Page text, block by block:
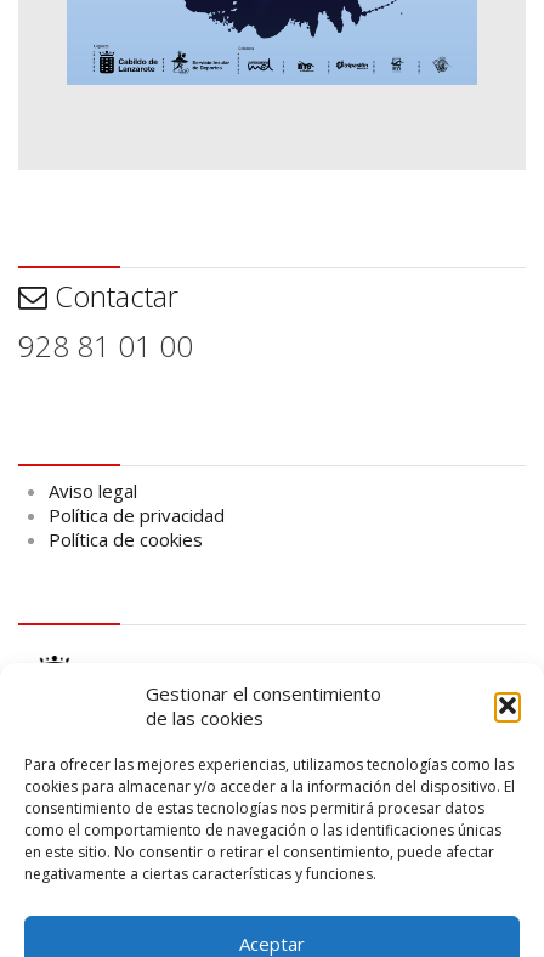
Gestionar el consentimiento
de las cookies
Para ofrecer las mejores experiencias, utilizamos tecnologías como las
cookies para almacenar y/o acceder a la información del dispositivo. El
consentimiento de estas tecnologías nos permitirá procesar datos
como el comportamiento de navegación o las identificaciones únicas
en este sitio. No consentir o retirar el consentimiento, puede afectar
negativamente a ciertas características y funciones.
Aceptar
Contactar
928 81 01 00
Aviso legal
Política de privacidad
Política de cookies
logo SID